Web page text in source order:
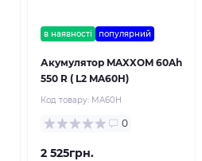
в наявності популярний
Акумулятор MAXXOM 60Ah
550 R ( L2 MA60H)
Код товару: MA60H
0
2 525грн.